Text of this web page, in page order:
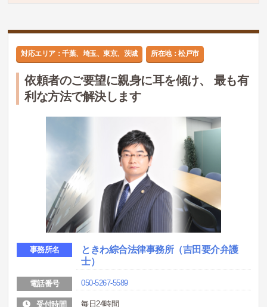
対応エリア：千葉、埼玉、東京、茨城 所在地：松戸市
依頼者のご要望に親身に耳を傾け、 最も有
利な方法で解決します
事務所名
ときわ綜合法律事務所（吉田要介弁護
士）
電話番号 050-5267-5589
受付時間 毎日24時間